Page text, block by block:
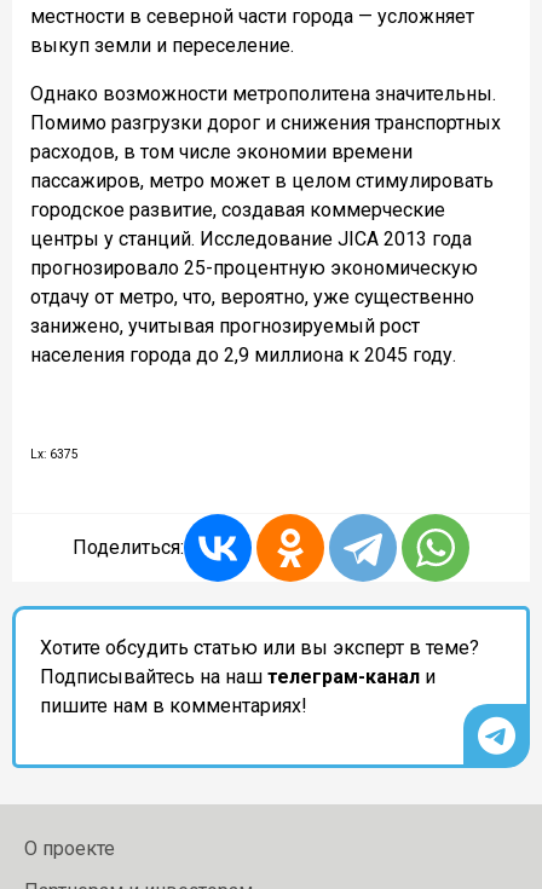
местности в северной части города — усложняет
выкуп земли и переселение.
Однако возможности метрополитена значительны.
Помимо разгрузки дорог и снижения транспортных
расходов, в том числе экономии времени
пассажиров, метро может в целом стимулировать
городское развитие, создавая коммерческие
центры у станций. Исследование JICA 2013 года
прогнозировало 25-процентную экономическую
отдачу от метро, что, вероятно, уже существенно
занижено, учитывая прогнозируемый рост
населения города до 2,9 миллиона к 2045 году.
Lx: 6375
Поделиться:
Хотите обсудить статью или вы эксперт в теме?
Подписывайтесь на наш телеграм-канал и
пишите нам в комментариях!
О проекте